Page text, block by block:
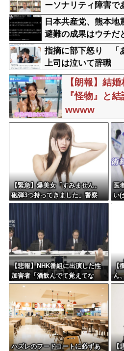
ーソナリティ障害で
日本共産党、熊本地
避難の成果はウチだ
める
指摘に部下怒り 「
上司は泣いて辞職
【朗報】結
『怪物』と
wwww
【緊急】爆美女「すみません。
砲弾3つ持ってきました」警察
「！？」自衛隊「！？」→結果w
医
い(
お
【悲報】NHK番組に出演した性
加害者「酒飲んでて覚えてな
い」
【
ん
で
正
ハズレのフードコートに必ずあ
【